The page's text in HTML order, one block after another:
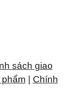
sách giao
Chính